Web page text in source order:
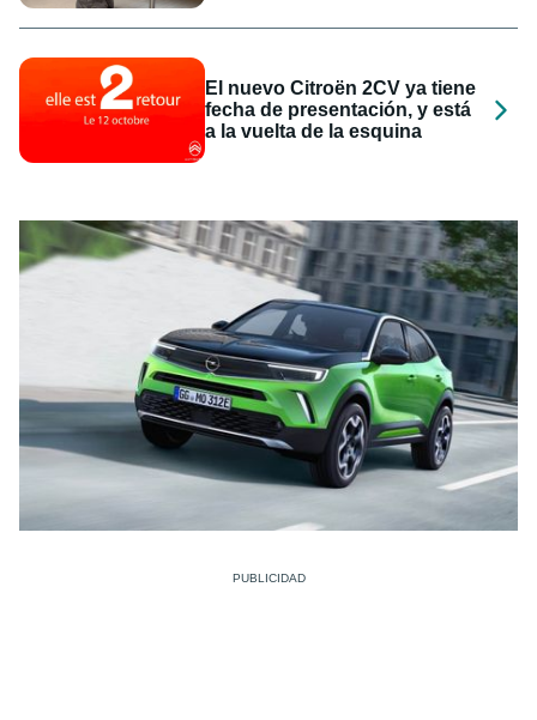
El nuevo Citroën 2CV ya tiene
fecha de presentación, y está
a la vuelta de la esquina